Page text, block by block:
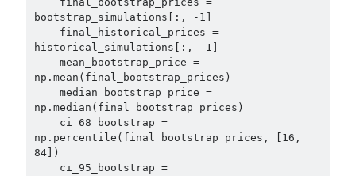
bootstrap_simulations[:, -1]
historical_simulations[:, -1]
np.mean(final_bootstrap_prices)
np.median(final_bootstrap_prices)
np.percentile(final_bootstrap_prices, [16,
84])